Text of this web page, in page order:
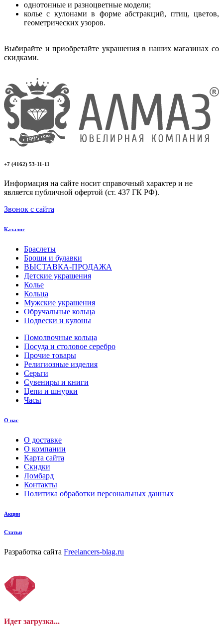
однотонные и разноцветные модели;
колье с кулонами в форме абстракций, птиц, цветов,
геометрических узоров.
Выбирайте и приобретайте украшения в наших магазинах со
скидками.
+7 (4162) 53-11-11
Информация на сайте носит справочный характер и не
является публичной офертой (ст. 437 ГК РФ).
Звонок с сайта
Каталог
Браслеты
Броши и булавки
ВЫСТАВКА-ПРОДАЖА
Детские украшения
Колье
Кольца
Мужские украшения
Обручальные кольца
Подвески и кулоны
Помолвочные кольца
Посуда и столовое серебро
Прочие товары
Религиозные изделия
Серьги
Сувениры и книги
Цепи и шнурки
Часы
О нас
О доставке
О компании
Карта сайта
Скидки
Ломбард
Контакты
Политика обработки персональных данных
Акции
Статьи
Разработка сайта Freelancers-blag.ru
Идет загрузка...